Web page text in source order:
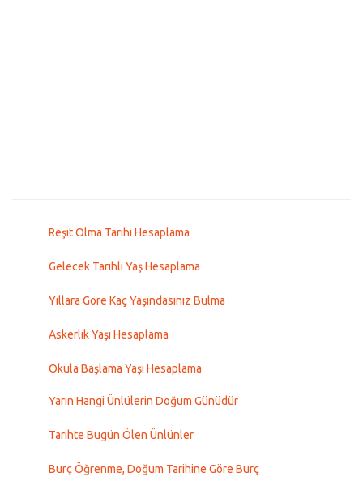
Reşit Olma Tarihi Hesaplama
Gelecek Tarihli Yaş Hesaplama
Yıllara Göre Kaç Yaşındasınız Bulma
Askerlik Yaşı Hesaplama
Okula Başlama Yaşı Hesaplama
Yarın Hangi Ünlülerin Doğum Günüdür
Tarihte Bugün Ölen Ünlünler
Burç Öğrenme, Doğum Tarihine Göre Burç